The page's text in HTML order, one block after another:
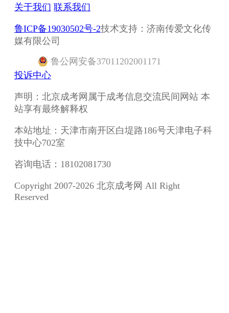
关于我们 联系我们
鲁ICP备19030502号-2技术支持：济南传爱文化传
媒有限公司
鲁公网安备37011202001171
投诉中心
声明：北京成考网属于成考信息交流民间网站 本
站享有最终解释权
本站地址：天津市南开区白堤路186号天津电子科
技中心702室
咨询电话：18102081730
Copyright 2007-2026 北京成考网 All Right
Reserved